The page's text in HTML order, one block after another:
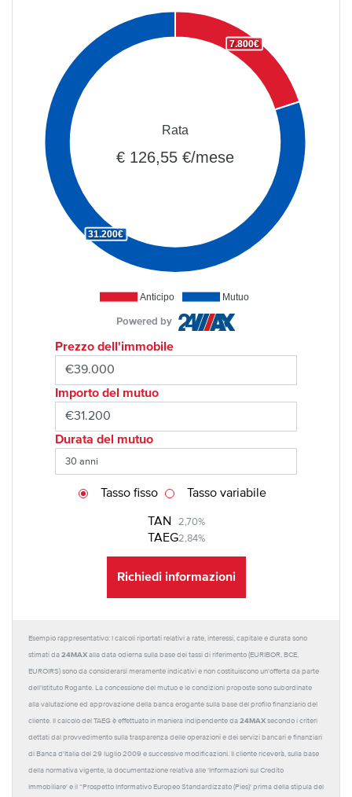
Anticipo Mutuo
7.800€
31.200€
Rata
€ 126,55 €/mese
Powered by
Prezzo dell'immobile
Importo del mutuo
Durata del mutuo
TAN 2,70%
TAEG2,84%
Tasso fisso Tasso variabile
Richiedi informazioni
Esempio rappresentativo: I calcoli riportati relativi a rate, interessi, capitale e durata sono
stimati da 24MAX alla data odierna sulla base dei tassi di riferimento (EURIBOR, BCE,
EUROIRS) sono da considerarsi meramente indicativi e non costituiscono un'offerta da parte
dell'Istituto Rogante. La concessione del mutuo e le condizioni proposte sono subordinate
alla valutazione ed approvazione della banca erogante sulla base del profilo finanziario del
cliente. Il calcolo del TAEG è effettuato in maniera indipendente da 24MAX secondo i criteri
dettati dal provvedimento sulla trasparenza delle operazioni e dei servizi bancari e finanziari
di Banca d'Italia del 29 luglio 2009 e successive modificazioni. Il cliente riceverà, sulla base
della normativa vigente, la documentazione relativa alle 'Informazioni sul Credito
Immobiliare' e il “Prospetto Informativo Europeo Standardizzato (Pies)' prima della stipula del